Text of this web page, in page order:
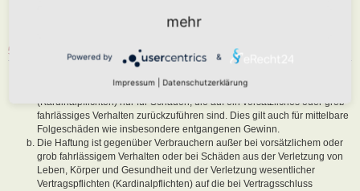
insbesondere die Verwendung der Software für bestimmte Zwecke nicht
untersagen oder auf Inhalte fremder Foren Einfluss nehmen.
5. GEWÄHRLEISTUNG
Der Betreiber haftet mit Ausnahme der Verletzung von Leben, Körper
und Gesundheit und der Verletzung wesentlicher Vertragspflichten
(Kardinalpflichten) nur für Schäden, die auf ein vorsätzliches oder grob
fahrlässiges Verhalten zurückzuführen sind. Dies gilt auch für mittelbare
Folgeschäden wie insbesondere entgangenen Gewinn.
Die Haftung ist gegenüber Verbrauchern außer bei vorsätzlichem oder
grob fahrlässigem Verhalten oder bei Schäden aus der Verletzung von
Leben, Körper und Gesundheit und der Verletzung wesentlicher
Vertragspflichten (Kardinalpflichten) auf die bei Vertragsschluss
mehr
Powered by &
Impressum Datenschutzerklärung